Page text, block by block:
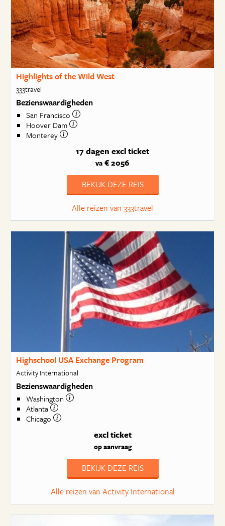
Highlights of the Wild West
333travel
Bezienswaardigheden
San Francisco
Hoover Dam
Monterey
17 dagen excl ticket
va € 2056
BEKIJK DEZE REIS
Alle reizen van 333travel
Highschool USA Exchange Program
Activity International
Bezienswaardigheden
Washington
Atlanta
Chicago
excl ticket
op aanvraag
BEKIJK DEZE REIS
Alle reizen van Activity International